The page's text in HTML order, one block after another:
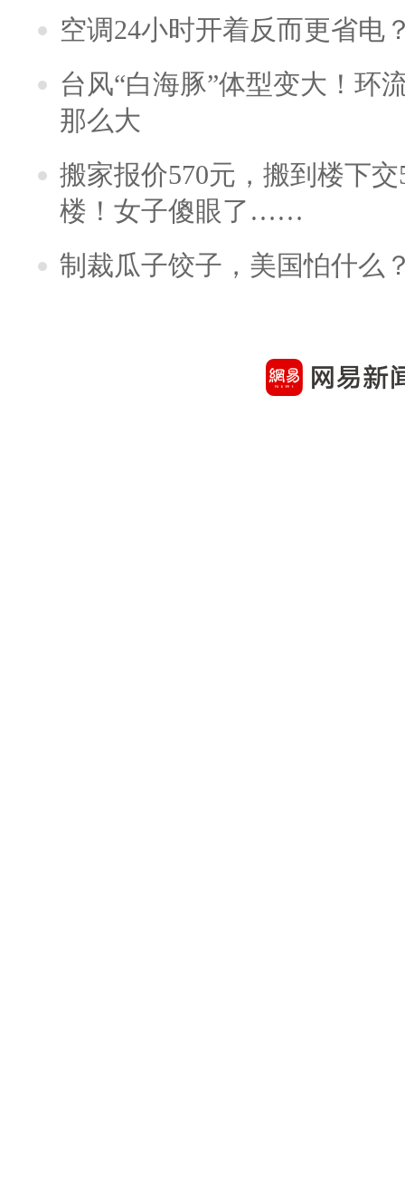
空调24小时开着反而更省电
台风“白海豚”体型变大！环
那么大
搬家报价570元，搬到楼下
楼！女子傻眼了……
制裁瓜子饺子，美国怕什么